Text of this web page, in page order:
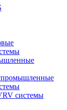
системы